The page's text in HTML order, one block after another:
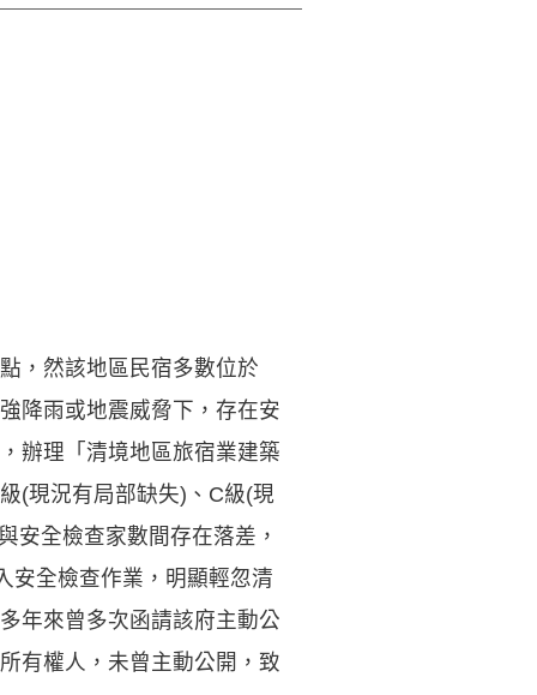
，然該地區民宿多數位於
降雨或地震威脅下，存在安
辦理「清境地區旅宿業建築
(現況有局部缺失)、C級(現
安全檢查家數間存在落差，
安全檢查作業，明顯輕忽清
年來曾多次函請該府主動公
有權人，未曾主動公開，致